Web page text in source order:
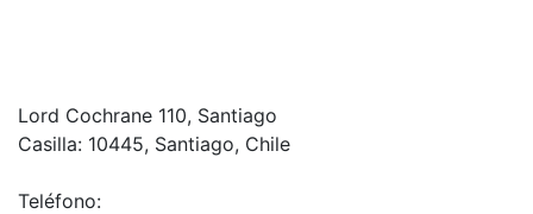
Lord Cochrane 110, Santiago
Casilla: 10445, Santiago, Chile
Teléfono: